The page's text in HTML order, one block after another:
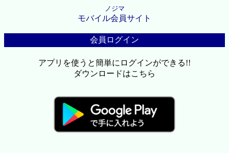
ノジマ
モバイル会員サイト
会員ログイン
アプリを使うと簡単にログインができる!!
ダウンロードはこちら